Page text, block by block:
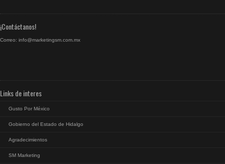
¡Contáctanos!
Correo: info@marketingsm.com.mx
Links de interes
Gusto Por México
Gobierno del Estado de Hidalgo
Agradecimientos
SM Marketing